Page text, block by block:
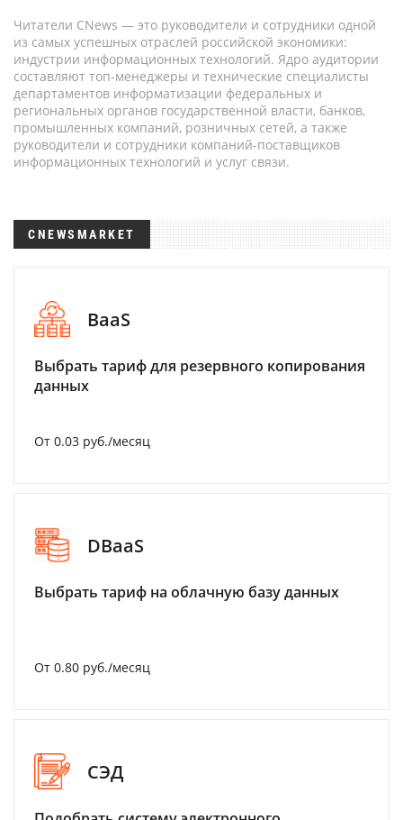
Читатели CNews — это руководители и сотрудники одной
из самых успешных отраслей российской экономики:
индустрии информационных технологий. Ядро аудитории
составляют топ-менеджеры и технические специалисты
департаментов информатизации федеральных и
региональных органов государственной власти, банков,
промышленных компаний, розничных сетей, а также
руководители и сотрудники компаний-поставщиков
информационных технологий и услуг связи.
CNEWSMARKET
BaaS
Выбрать тариф для резервного копирования
данных
От 0.03 руб./месяц
DBaaS
Выбрать тариф на облачную базу данных
От 0.80 руб./месяц
СЭД